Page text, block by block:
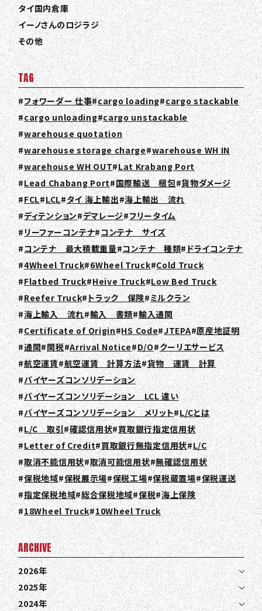
タイ国内倉庫
イーノさんのロジラジ
その他
TAG
フォワーダー 仕事 cargo loading cargo stackable
cargo unloading cargo unstackable
warehouse quotation
warehouse storage charge warehouse WH IN
warehouse WH OUT Lat Krabang Port
Lead Chabang Port 国際輸送 梱包 貨物ダメージ
FCL LCL タイ 海上輸出 海上輸出 流れ
ディテンション デマレージ フリータイム
リーファーコンテナ コンテナ サイズ
コンテナ 最大積載重量 コンテナ 種類 ドライコンテナ
4Wheel Truck 6Wheel Truck Cold Truck
Flatbed Truck Heive Truck Low Bed Truck
Reefer Truck トラック 保険 ミルクラン
海上輸入 流れ 輸入 書類 輸入通関
Certificate of Origin HS Code JTEPA 原産地証明
通関 関税 Arrival Notice D/O クーリエサービス
航空運賃 航空運賃 計算方法 貨物 運賃 計算
バイヤーズコンソリデーション
バイヤーズコンソリデーション LCL 違い
バイヤーズコンソリデーション メリット L/Cとは
L/C 取引 確認信用状 買取銀行指定信用状
Letter of Credit 買取銀行無指定信用状 L/C
取消不能信用状 取消可能信用状 無確認信用状
保税地域 保税展示場 保税工場 保税蔵置場 保税運送
指定保税地域 総合保税地域 保税 海上保険
18Wheel Truck 10Wheel Truck
ARCHIVE
2026年
2025年
2024年